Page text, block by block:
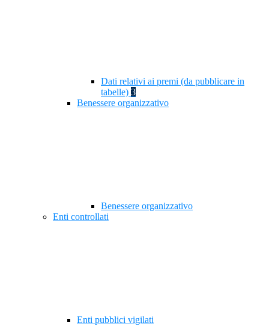
Dati relativi ai premi (da pubblicare in
tabelle) 3
Benessere organizzativo
Benessere organizzativo
Enti controllati
Enti pubblici vigilati